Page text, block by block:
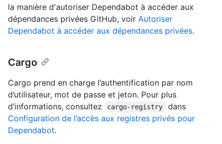
la manière d'autoriser Dependabot à accéder aux
dépendances privées GitHub, voir Autoriser
Dependabot à accéder aux dépendances privées.
Cargo
Cargo prend en charge l’authentification par nom
d’utilisateur, mot de passe et jeton. Pour plus
d’informations, consultez
cargo-registry
dans
Configuration de l’accès aux registres privés pour
Dependabot.